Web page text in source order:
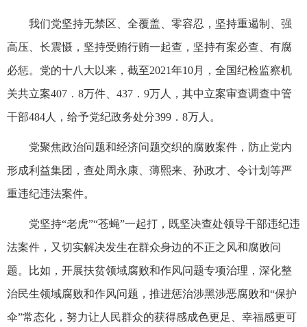
我们党坚持无禁区、全覆盖、零容忍，坚持重遏制、强
高压、长震慑，坚持受贿行贿一起查，坚持有案必查、有腐
必惩。党的十八大以来，截至2021年10月，全国纪检监察机
关共立案407．8万件、437．9万人，其中立案审查调查中管
干部484人，给予党纪政务处分399．8万人。
党聚焦政治问题和经济问题交织的腐败案件，防止党内
形成利益集团，查处周永康、薄熙来、孙政才、令计划等严
重违纪违法案件。
党坚持“老虎”“苍蝇”一起打，既坚决查处领导干部违纪违
法案件，又切实解决发生在群众身边的不正之风和腐败问
题。比如，开展扶贫领域腐败和作风问题专项治理，深化整
治民生领域腐败和作风问题，推进惩治涉黑涉恶腐败和“保护
伞”常态化，努力让人民群众的获得感成色更足、幸福感更可